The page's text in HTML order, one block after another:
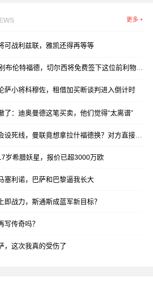
更多 +
可战利兹联，雅凯还得再等等
伦特福德，切尔西将免费签下这位前利物浦队长
萨小将科穆佐，租借加买断谈判进入倒计时
了：迪奥曼德这笔买卖，他们觉得“太离谱”
线，曼联竟想拿拉什福德换？对方直接摆手：养不起！
岁希腊妖星，报价已超3000万欧
塞利诺，巴萨和巴黎逼我长大
即战力，斯通斯成蓝军新目标？
写传奇吗？
，这次我真的受伤了